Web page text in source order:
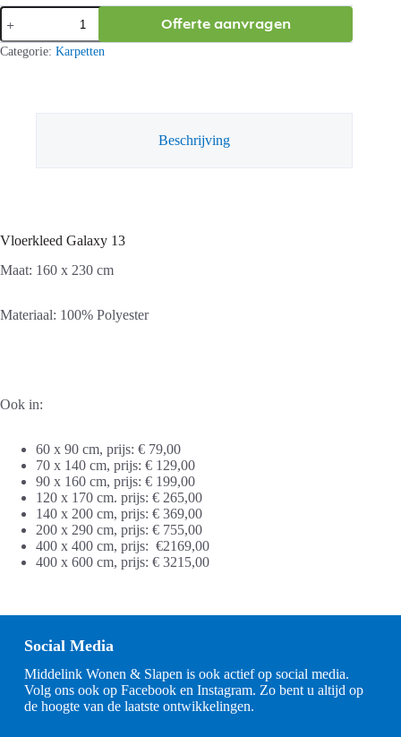
Vloerkleed
Galaxy
13
aantal
Offerte aanvragen
Categorie: Karpetten
Beschrijving
Vloerkleed Galaxy 13
Maat: 160 x 230 cm
Materiaal: 100% Polyester
Ook in:
60 x 90 cm, prijs: € 79,00
70 x 140 cm, prijs: € 129,00
90 x 160 cm, prijs: € 199,00
120 x 170 cm. prijs: € 265,00
140 x 200 cm, prijs: € 369,00
200 x 290 cm, prijs: € 755,00
400 x 400 cm, prijs: €2169,00
400 x 600 cm, prijs: € 3215,00
Social Media
Middelink Wonen & Slapen is ook actief op social media.
Volg ons ook op Facebook en Instagram. Zo bent u altijd op
de hoogte van de laatste ontwikkelingen.